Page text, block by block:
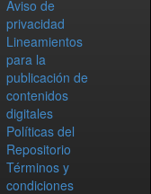
Aviso de
privacidad
Lineamientos
para la
publicación de
contenidos
digitales
Políticas del
Repositorio
Términos y
condiciones